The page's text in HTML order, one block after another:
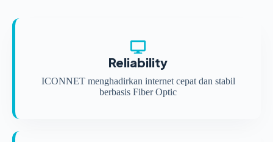
Reliability
ICONNET menghadirkan internet cepat dan stabil
berbasis Fiber Optic